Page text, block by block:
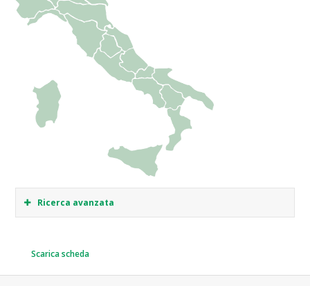
Ricerca avanzata
Scarica scheda